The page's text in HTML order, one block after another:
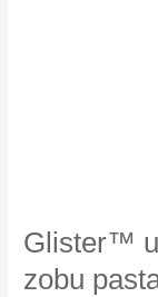
Glister™
zobu